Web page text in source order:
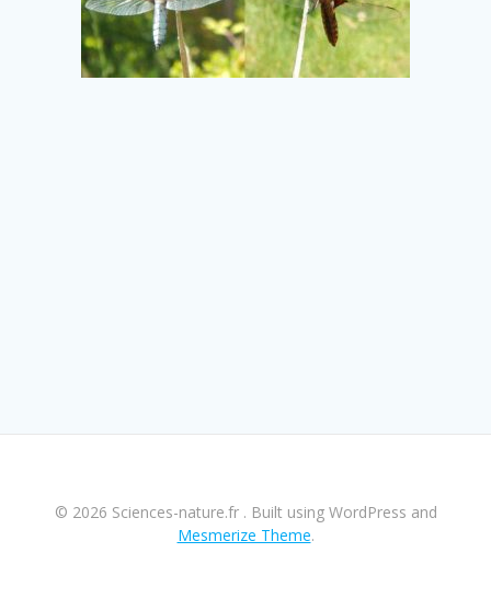
© 2026 Sciences-nature.fr . Built using WordPress and
Mesmerize Theme.